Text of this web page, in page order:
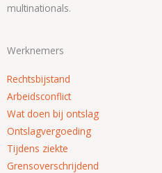
multinationals.
Werknemers
Rechtsbijstand
Arbeidsconflict
Wat doen bij ontslag
Ontslagvergoeding
Tijdens ziekte
Grensoverschrijdend